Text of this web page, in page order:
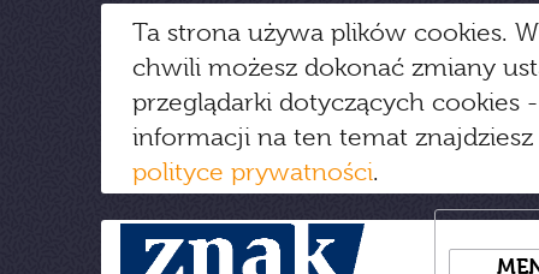
Ta strona używa plików cookies.
chwili możesz dokonać zmiany
przeglądarki dotyczących cookies
informacji na ten temat
polityce prywatności.